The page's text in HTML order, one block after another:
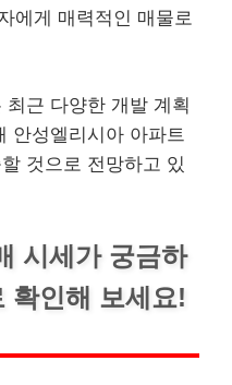
에게 매력적인 매물로
근 다양한 개발 계획
안성엘리시아 아파트
것으로 전망하고 있
시세가 궁금하
확인해 보세요!